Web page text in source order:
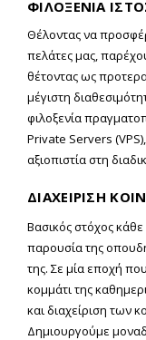
ΦΙΛΟΞΕΝΙΑ
Θέλοντας να
πελάτες μας,
θέτοντας ως
μέγιστη
φιλοξενία
Private Servers
αξιοπιστία στη
ΔΙΑΧΕΙΡΙΣΗ
Βασικός στόχος κάθε
παρουσία της
της. Σε μία εποχή
κομμάτι της
και διαχείριση των
Δημιουργούμε